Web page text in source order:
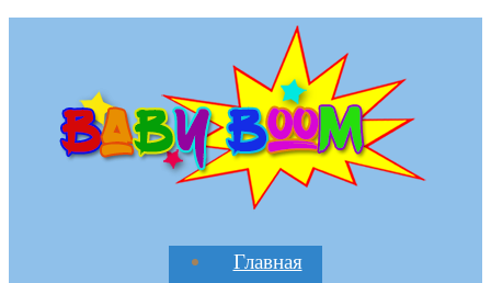
Главная